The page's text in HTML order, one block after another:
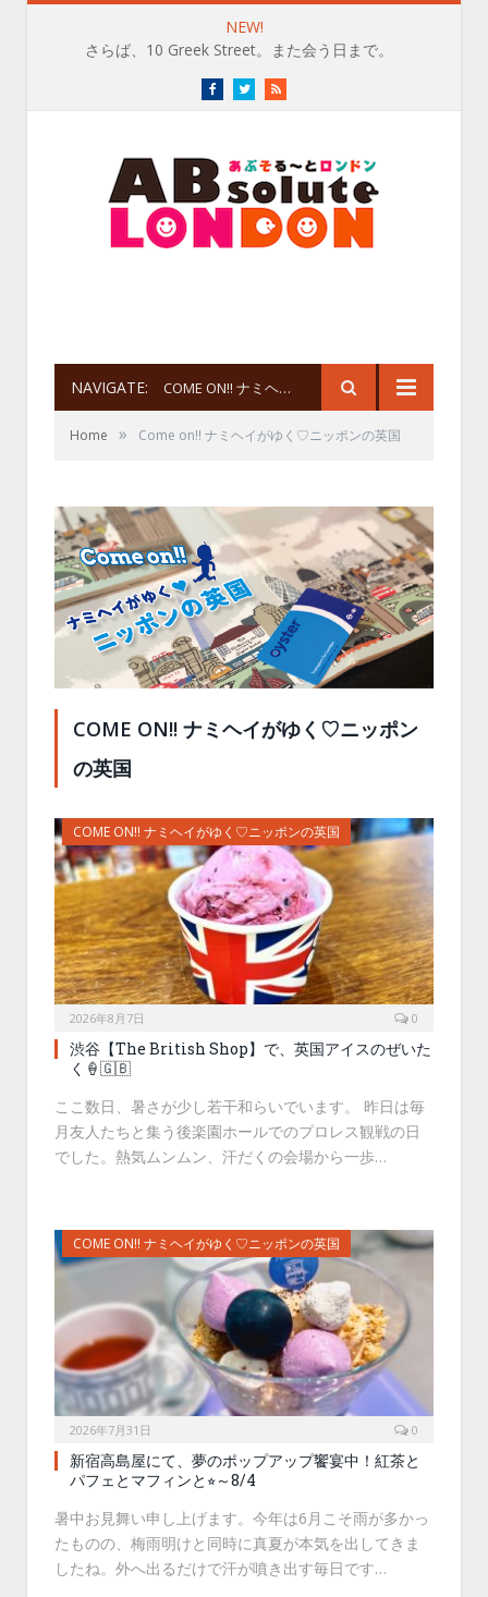
NEW!
さらば、10 Greek Street。また会う日まで。
FacebookTwitterRSS
NAVIGATE: COME ON!! ナミヘイがゆく♡ニッポンの英国
Home » Come on!! ナミヘイがゆく♡ニッポンの英国
COME ON!! ナミヘイがゆく♡ニッポン
の英国
COME ON!! ナミヘイがゆく♡ニッポンの英国
2026年8月7日 0
渋谷【The British Shop】で、英国アイスのぜいた
く🍦🇬🇧
ここ数日、暑さが少し若干和らいでいます。 昨日は毎
月友人たちと集う後楽園ホールでのプロレス観戦の日
でした。熱気ムンムン、汗だくの会場から一歩…
COME ON!! ナミヘイがゆく♡ニッポンの英国
2026年7月31日 0
新宿高島屋にて、夢のポップアップ饗宴中！紅茶と
パフェとマフィンと⭐︎～8/4
暑中お見舞い申し上げます。今年は6月こそ雨が多かっ
たものの、梅雨明けと同時に真夏が本気を出してきま
したね。外へ出るだけで汗が噴き出す毎日です…